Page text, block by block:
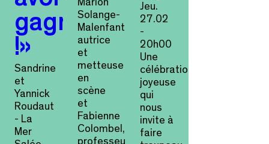
gagné
! »
Sandrine
et
Yannick
Roudaut
- La
Mer
Marion
Solange-
Malenfant,
autrice
et
metteuse
en
scène
et
Fabienne
Colombel,
professeure
Jeu.
27.02
-
20h00
Une
célébration
joyeuse
qui
nous
invite à
faire